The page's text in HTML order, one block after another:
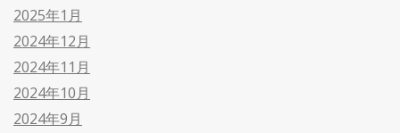
2025年1月
2024年12月
2024年11月
2024年10月
2024年9月